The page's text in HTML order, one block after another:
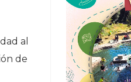
al
de